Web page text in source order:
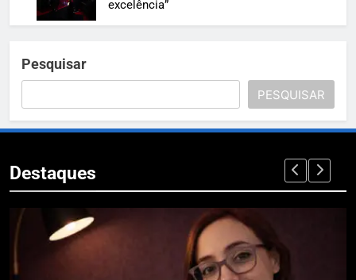
excelência”
Pesquisar
PESQUISAR
Destaques